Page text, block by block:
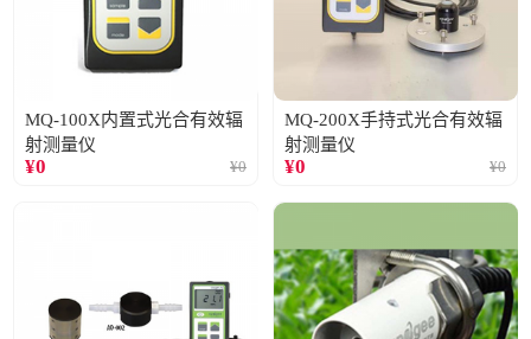
MQ-100X内置式光合有效辐
射测量仪
¥0 ¥0
MQ-200X手持式光合有效辐
射测量仪
¥0 ¥0